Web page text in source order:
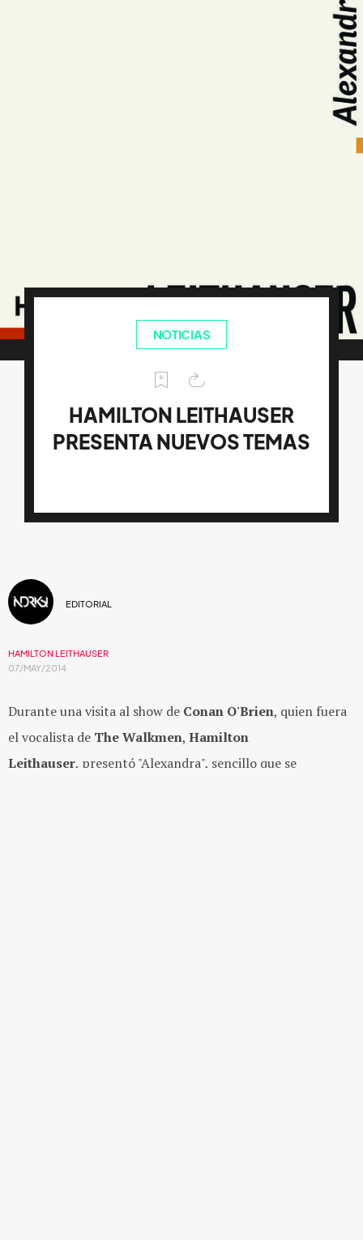
NOTICIAS
HAMILTON LEITHAUSER
PRESENTA NUEVOS TEMAS
EDITORIAL
HAMILTON LEITHAUSER
07/MAY/2014
Durante una visita al show de Conan O'Brien, quien fuera
el vocalista de The Walkmen, Hamilton
Leithauser, presentó "Alexandra", sencillo que se